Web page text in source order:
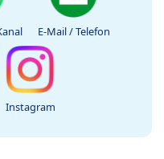
E-Mail / Telefon
Instagram